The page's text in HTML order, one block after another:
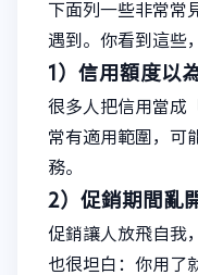
下面列一些非常常
遇到。你看到這些
1）信用額度以
很多人把信用當成
常有適用範圍，可
務。
2）促銷期間亂
促銷讓人放飛自我
也很坦白：你用了